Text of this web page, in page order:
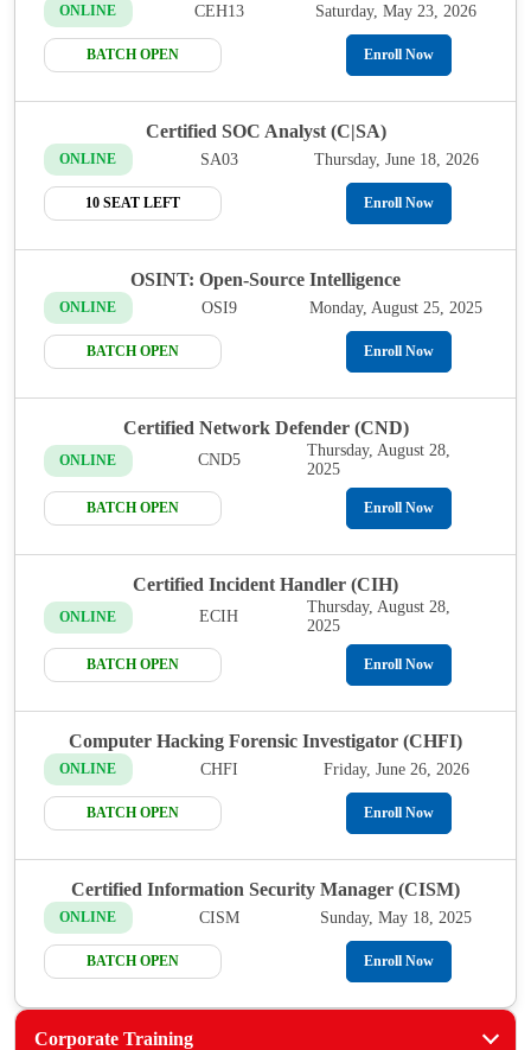
ONLINE CEH13 Saturday, May 23, 2026
BATCH OPEN Enroll Now
Certified SOC Analyst (C|SA)
ONLINE SA03 Thursday, June 18, 2026
10 SEAT LEFT Enroll Now
OSINT: Open-Source Intelligence
ONLINE OSI9 Monday, August 25, 2025
BATCH OPEN Enroll Now
Certified Network Defender (CND)
ONLINE CND5
Thursday, August 28,
2025
BATCH OPEN Enroll Now
Certified Incident Handler (CIH)
ONLINE ECIH
Thursday, August 28,
2025
BATCH OPEN Enroll Now
Computer Hacking Forensic Investigator (CHFI)
ONLINE CHFI Friday, June 26, 2026
BATCH OPEN Enroll Now
Certified Information Security Manager (CISM)
ONLINE CISM Sunday, May 18, 2025
BATCH OPEN Enroll Now
Corporate Training